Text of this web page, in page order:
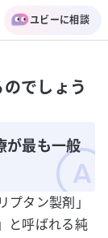
ユビーに相談
でしょう
が最も一般
タン製剤」
と呼ばれる純